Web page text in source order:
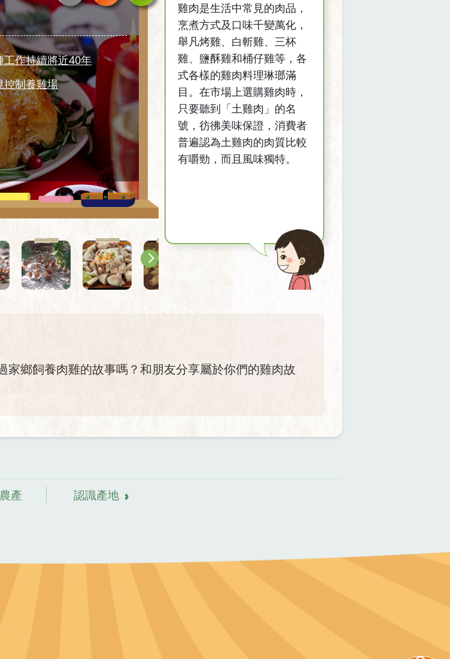
工作持續將近40年
控制養雞場
雞肉是生活中常見的肉品，
烹煮方式及口味千變萬化，
舉凡烤雞、白斬雞、三杯
雞、鹽酥雞和桶仔雞等，各
式各樣的雞肉料理琳瑯滿
目。在市場上選購雞肉時，
只要聽到「土雞肉」的名
號，彷彿美味保證，消費者
普遍認為土雞肉的肉質比較
有嚼勁，而且風味獨特。
家鄉飼養肉雞的故事嗎？和朋友分享屬於你們的雞肉故
產 認識產地